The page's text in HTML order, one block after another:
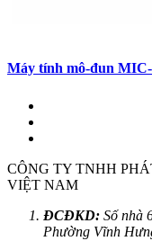
Máy tính mô-đun MIC-
CÔNG TY TNHH
VIỆT NAM
ĐCĐKD: Số nhà
Phường Vĩnh